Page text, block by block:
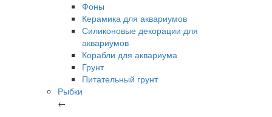
Фоны
Керамика для аквариумов
Силиконовые декорации для
аквариумов
Корабли для аквариума
Грунт
Питательный грунт
Рыбки
←